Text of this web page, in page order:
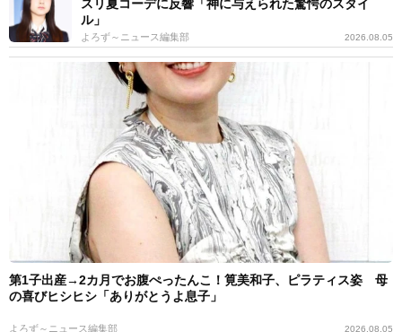
スリ夏コーデに反響「神に与えられた驚愕のスタイ
ル」
よろず～ニュース編集部 2026.08.05
第1子出産→2カ月でお腹ぺったんこ！筧美和子、ピラティス姿 母
の喜びヒシヒシ「ありがとうよ息子」
よろず～ニュース編集部 2026.08.05